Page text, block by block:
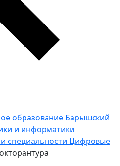
образование Барышский
и информатики
специальности Цифровые